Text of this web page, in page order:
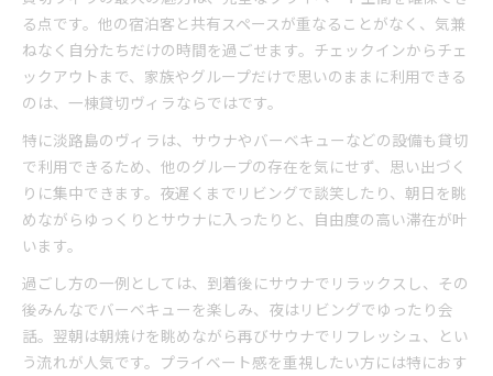
る点です。他の宿泊客と共有スペースが重なることがなく、気兼
ねなく自分たちだけの時間を過ごせます。チェックインからチェ
ックアウトまで、家族やグループだけで思いのままに利用できる
のは、一棟貸切ヴィラならではです。
特に淡路島のヴィラは、サウナやバーベキューなどの設備も貸切
で利用できるため、他のグループの存在を気にせず、思い出づく
りに集中できます。夜遅くまでリビングで談笑したり、朝日を眺
めながらゆっくりとサウナに入ったりと、自由度の高い滞在が叶
います。
過ごし方の一例としては、到着後にサウナでリラックスし、その
後みんなでバーベキューを楽しみ、夜はリビングでゆったり会
話。翌朝は朝焼けを眺めながら再びサウナでリフレッシュ、とい
う流れが人気です。プライベート感を重視したい方には特におす